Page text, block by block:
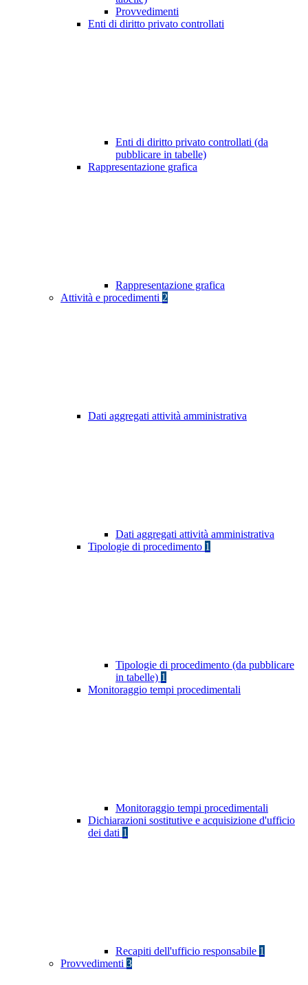
Provvedimenti
Enti di diritto privato controllati
Enti di diritto privato controllati (da
pubblicare in tabelle)
Rappresentazione grafica
Rappresentazione grafica
Attività e procedimenti 2
Dati aggregati attività amministrativa
Dati aggregati attività amministrativa
Tipologie di procedimento 1
Tipologie di procedimento (da pubblicare
in tabelle) 1
Monitoraggio tempi procedimentali
Monitoraggio tempi procedimentali
Dichiarazioni sostitutive e acquisizione d'ufficio
dei dati 1
Recapiti dell'ufficio responsabile 1
Provvedimenti 3